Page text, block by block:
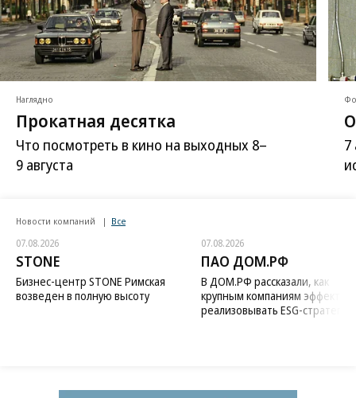
Наглядно
Прокатная десятка
Что посмотреть в кино на выходных 8–
9 августа
7
Новости компаний Все
07.08.2026
STONE
Бизнес-центр STONE Римская
возведен в полную высоту
07.08.2026
ПАО ДОМ.РФ
В ДОМ.РФ рассказали, как
крупным компаниям
реализовывать ESG-стратегию